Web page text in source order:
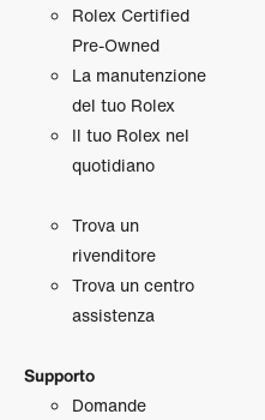
Rolex Certified
Pre‑Owned
La manutenzione
del tuo Rolex
Il tuo Rolex nel
quotidiano
Trova un
rivenditore
Trova un centro
assistenza
Supporto
Domande